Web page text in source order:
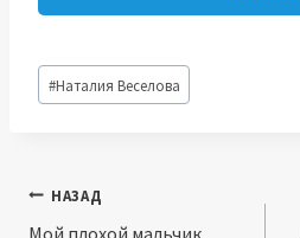
Метки
записи:
#Наталия Веселова
Навигация
НАЗАД
Мой плохой мальчик